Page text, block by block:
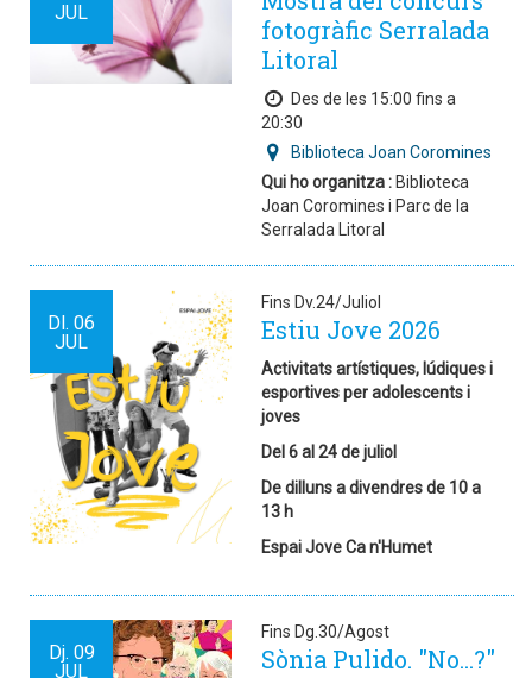
JUL
fotogràfic Serralada
Litoral
Des de les 15:00 fins a
20:30
Biblioteca Joan Coromines
Qui ho organitza : Biblioteca
Joan Coromines i Parc de la
Serralada Litoral
Dl. 06
JUL
Fins Dv.24/Juliol
Estiu Jove 2026
Activitats artístiques, lúdiques i
esportives per adolescents i
joves
Del 6 al 24 de juliol
De dilluns a divendres de 10 a
13 h
Espai Jove Ca n'Humet
Dj. 09
JUL
Fins Dg.30/Agost
Sònia Pulido. "No...?"